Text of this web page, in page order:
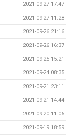
2021-09-27 17:47
2021-09-27 11:28
2021-09-26 21:16
2021-09-26 16:37
2021-09-25 15:21
2021-09-24 08:35
2021-09-21 23:11
2021-09-21 14:44
2021-09-20 11:06
2021-09-19 18:59